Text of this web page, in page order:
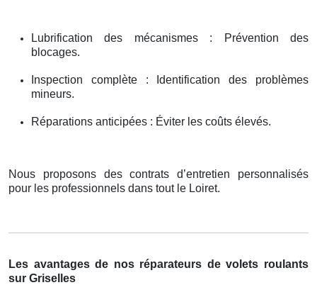
Lubrification des mécanismes : Prévention des
blocages.
Inspection complète : Identification des problèmes
mineurs.
Réparations anticipées : Éviter les coûts élevés.
Nous proposons des contrats d’entretien personnalisés
pour les professionnels dans tout le Loiret.
Les avantages de nos réparateurs de volets roulants
sur Griselles